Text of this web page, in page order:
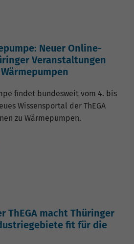
Neuer Online-
Veranstaltungen
findet bundesweit vom 4. bis
Wissensportal der ThEGA
zu Wärmepumpen.
ThEGA macht Thüringer
fit für die